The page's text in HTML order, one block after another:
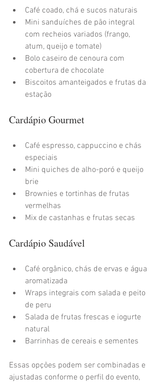
Café coado, chá e sucos naturais
Mini sanduíches de pão integral
com recheios variados (frango,
atum, queijo e tomate)
Bolo caseiro de cenoura com
cobertura de chocolate
Biscoitos amanteigados e frutas da
estação
Cardápio Gourmet
Café espresso, cappuccino e chás
especiais
Mini quiches de alho-poró e queijo
brie
Brownies e tortinhas de frutas
vermelhas
Mix de castanhas e frutas secas
Cardápio Saudável
Café orgânico, chás de ervas e água
aromatizada
Wraps integrais com salada e peito
de peru
Salada de frutas frescas e iogurte
natural
Barrinhas de cereais e sementes
Essas opções podem ser combinadas e
ajustadas conforme o perfil do evento,